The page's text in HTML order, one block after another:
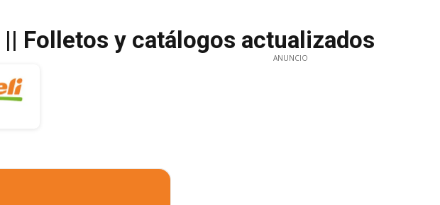
Folletos y catálogos actualizados
ANUNCIO